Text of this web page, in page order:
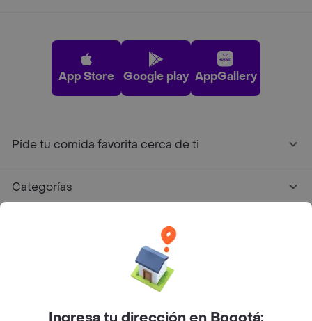
App Store Google play AppGallery
Pide tu comida favorita cerca de ti
Categorías
Facebook
Twitter
Instagram